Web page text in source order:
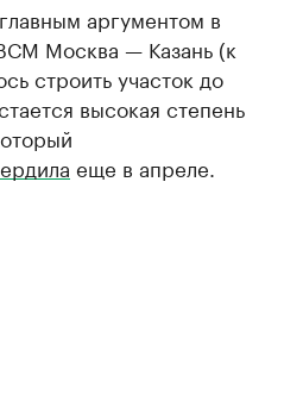
аргументом в
Москва — Казань (к
строить участок до
высокая степень
еще в апреле.